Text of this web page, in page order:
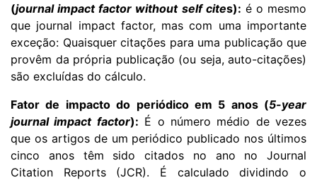
(journal impact factor without self cites): é o mesmo
que journal impact factor, mas com uma importante
exceção: Quaisquer citações para uma publicação que
provêm da própria publicação (ou seja, auto-citações)
são excluídas do cálculo.
Fator de impacto do periódico em 5 anos (5-year
journal impact factor): É o número médio de vezes
que os artigos de um periódico publicado nos últimos
cinco anos têm sido citados no ano no Journal
Citation Reports (JCR). É calculado dividindo o